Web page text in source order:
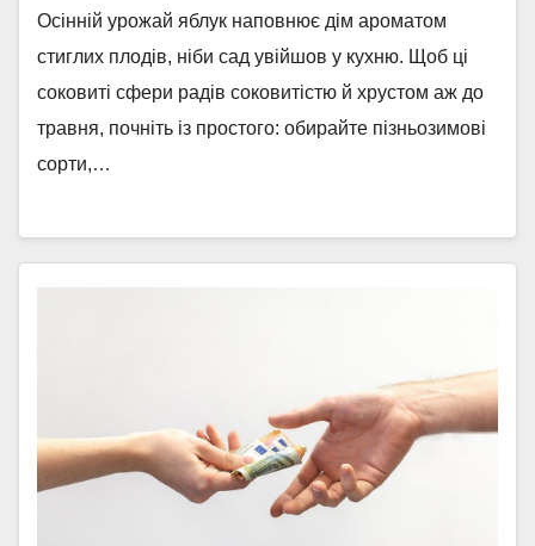
Осінній урожай яблук наповнює дім ароматом
стиглих плодів, ніби сад увійшов у кухню. Щоб ці
соковиті сфери радів соковитістю й хрустом аж до
травня, почніть із простого: обирайте пізньозимові
сорти,…